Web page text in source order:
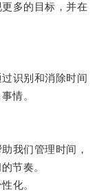
多的目标，并在
识别和消除时间
情。
我们管理时间，
节奏。
化。